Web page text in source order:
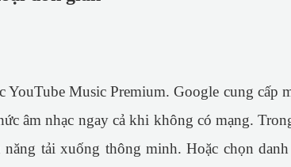
Music Premium. Google cung cấp
âm nhạc ngay cả khi không có mạng.
tải xuống thông minh. Hoặc chọn